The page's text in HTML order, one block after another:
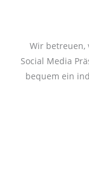
Wir betreuen,
Social Media
bequem ein